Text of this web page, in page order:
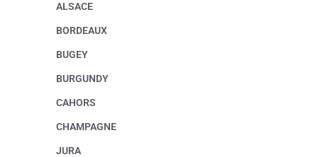
ALSACE
BORDEAUX
BUGEY
BURGUNDY
CAHORS
CHAMPAGNE
JURA